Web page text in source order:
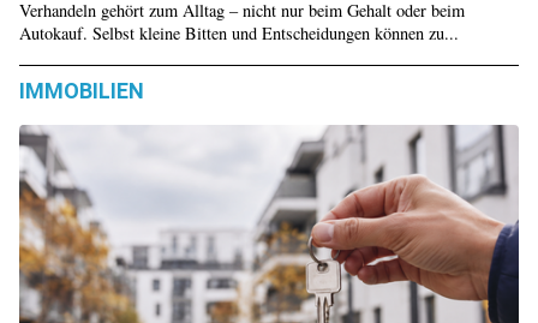
Verhandeln gehört zum Alltag – nicht nur beim Gehalt oder beim
Autokauf. Selbst kleine Bitten und Entscheidungen können zu...
IMMOBILIEN